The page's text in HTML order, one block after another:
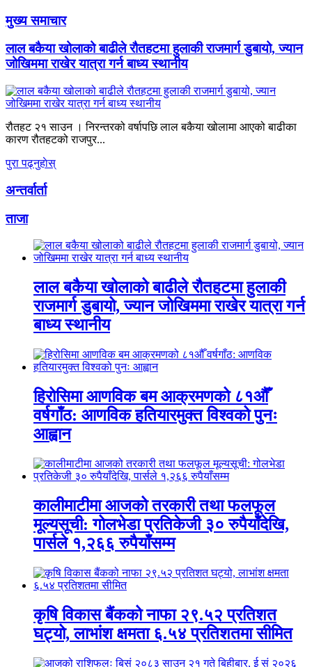
मुख्य समाचार
लाल बकैया खोलाको बाढीले रौतहटमा हुलाकी राजमार्ग डुबायो, ज्यान
जोखिममा राखेर यात्रा गर्न बाध्य स्थानीय
रौतहट २१ साउन । निरन्तरको वर्षापछि लाल बकैया खोलामा आएको बाढीका
कारण रौतहटको राजपुर...
पुरा पढ्नुहाेस्
अन्तर्वार्ता
ताजा
लाल बकैया खोलाको बाढीले रौतहटमा हुलाकी
राजमार्ग डुबायो, ज्यान जोखिममा राखेर यात्रा गर्न
बाध्य स्थानीय
हिरोसिमा आणविक बम आक्रमणको ८१औँ
वर्षगाँठ: आणविक हतियारमुक्त विश्वको पुनः
आह्वान
कालीमाटीमा आजको तरकारी तथा फलफूल
मूल्यसूची: गोलभेडा प्रतिकेजी ३० रुपैयाँदेखि,
पार्सले १,२६६ रुपैयाँसम्म
कृषि विकास बैंकको नाफा २९.५२ प्रतिशत
घट्यो, लाभांश क्षमता ६.५४ प्रतिशतमा सीमित